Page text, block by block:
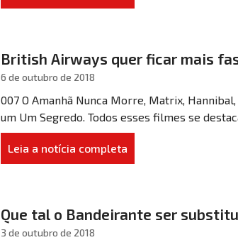
British Airways quer ficar mais
6 de outubro de 2018
007 O Amanhã Nunca Morre, Matrix,
um Um Segredo. Todos esses filmes se
Leia a notícia completa
Que tal o Bandeirante ser
3 de outubro de 2018